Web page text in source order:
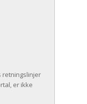
retningslinjer
er ikke